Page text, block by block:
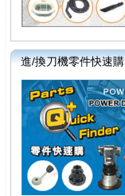
進/換刀機零件快速購